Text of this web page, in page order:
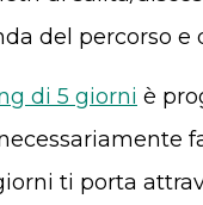
del percorso e
di 5 giorni è
ti porta